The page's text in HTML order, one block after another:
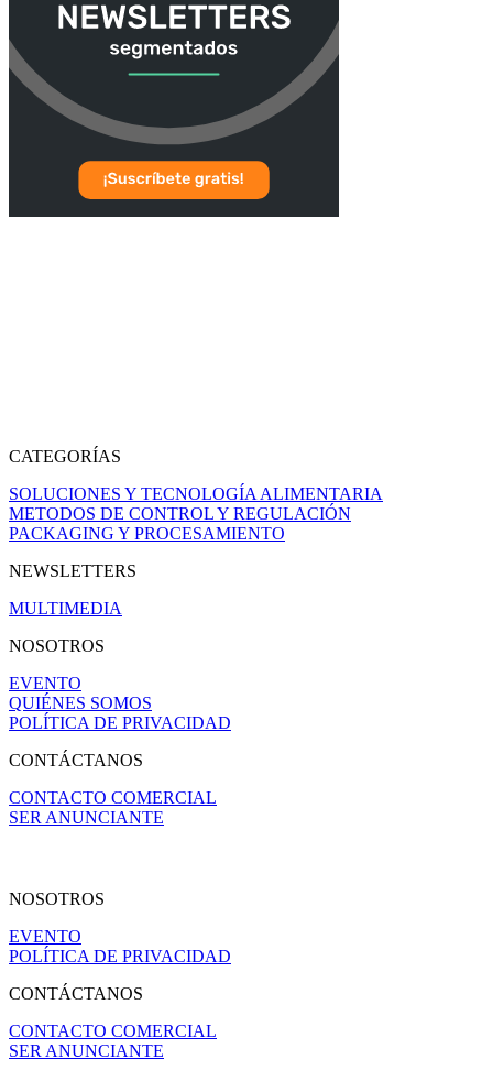
CATEGORÍAS
SOLUCIONES Y TECNOLOGÍA ALIMENTARIA
METODOS DE CONTROL Y REGULACIÓN
PACKAGING Y PROCESAMIENTO
NEWSLETTERS
MULTIMEDIA
NOSOTROS
EVENTO
QUIÉNES SOMOS
POLÍTICA DE PRIVACIDAD
CONTÁCTANOS
CONTACTO COMERCIAL
SER ANUNCIANTE
NOSOTROS
EVENTO
POLÍTICA DE PRIVACIDAD
CONTÁCTANOS
CONTACTO COMERCIAL
SER ANUNCIANTE